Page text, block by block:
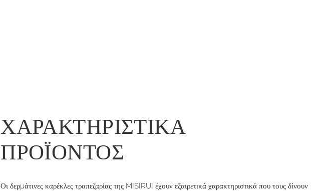
ΧΑΡΑΚΤΗΡΙΣΤΙΚΆ
ΠΡΟΪΌΝΤΟΣ
Οι δερμάτινες καρέκλες τραπεζαρίας της MISIRUI έχουν εξαιρετικά χαρακτηριστικά που τους δίνουν